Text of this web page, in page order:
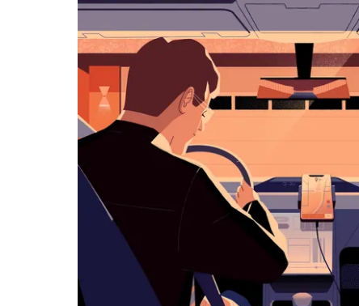
览
历
日
期。
退
日